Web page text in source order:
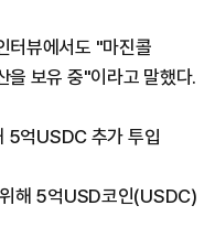
터뷰에서도 "마진콜
을 보유 중"이라고 말했다.
5억USDC 추가 투입
해 5억USD코인(USDC)